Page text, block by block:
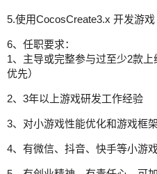
5.使用CocosCreate3.x 开发游戏
6、任职要求：
1、主导或完整参与过至少2款
优先）
2、3年以上游戏研发工作经验
3、对小游戏性能优化和游戏框
4、有微信、抖音、快手等小游